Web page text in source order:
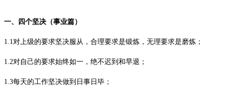
一、四个坚决（事业篇）
1.1 对上级的要求坚决服从，合理要求是锻炼，无理要求是磨炼；
1.2对自己的要求始终如一，绝不迟到和早退；
1.3每天的工作坚决做到日事日毕；